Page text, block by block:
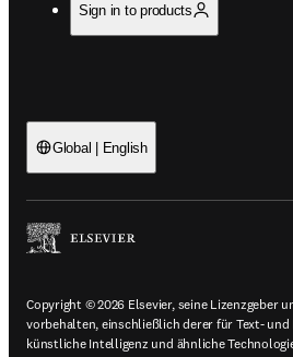
Sign in to products
Global | English
Copyright © 2026 Elsevier, seine Lizenzgeber
vorbehalten, einschließlich derer für Text- und
künstliche Intelligenz und ähnliche